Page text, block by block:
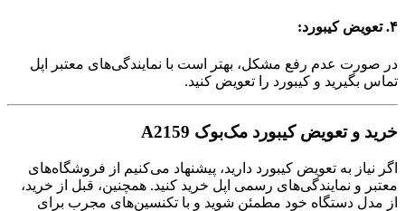
۴. تعویض کیبورد:
در صورت عدم رفع مشکل، بهتر است با نمایندگی‌های معتبر اپل
تماس بگیرید و کیبورد را تعویض کنید.
خرید و تعویض کیبورد مک‌بوک A2159
اگر نیاز به تعویض کیبورد دارید، پیشنهاد می‌کنیم از فروشگاه‌های
معتبر و نمایندگی‌های رسمی اپل خرید کنید. همچنین، قبل از خرید،
از مدل دستگاه خود مطمئن شوید و با تکنسین‌های مجرب برای